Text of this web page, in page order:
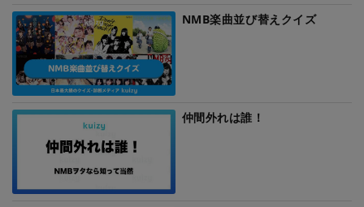
NMB楽曲並び替えクイズ
仲間外れは誰！